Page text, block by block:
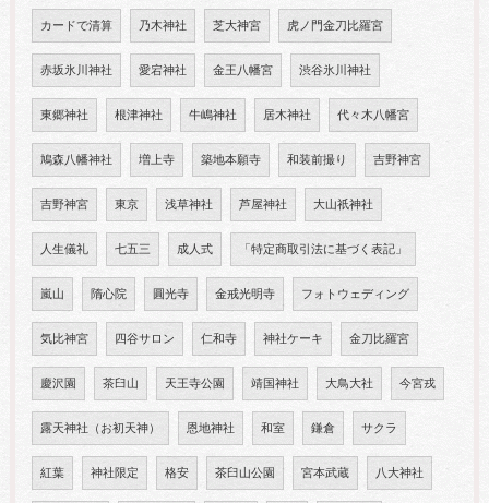
カードで清算 乃木神社 芝大神宮 虎ノ門金刀比羅宮
赤坂氷川神社 愛宕神社 金王八幡宮 渋谷氷川神社
東郷神社 根津神社 牛嶋神社 居木神社 代々木八幡宮
鳩森八幡神社 増上寺 築地本願寺 和装前撮り 吉野神宮
吉野神宮 東京 浅草神社 芦屋神社 大山祇神社
人生儀礼 七五三 成人式 「特定商取引法に基づく表記」
嵐山 隋心院 圓光寺 金戒光明寺 フォトウェディング
気比神宮 四谷サロン 仁和寺 神社ケーキ 金刀比羅宮
慶沢園 茶臼山 天王寺公園 靖国神社 大鳥大社 今宮戎
露天神社（お初天神） 恩地神社 和室 鎌倉 サクラ
紅葉 神社限定 格安 茶臼山公園 宮本武蔵 八大神社